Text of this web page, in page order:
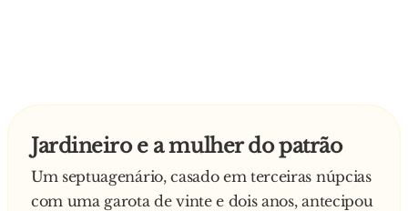
Jardineiro e a mulher do patrão
Um septuagenário, casado em terceiras núpcias
com uma garota de vinte e dois anos, antecipou